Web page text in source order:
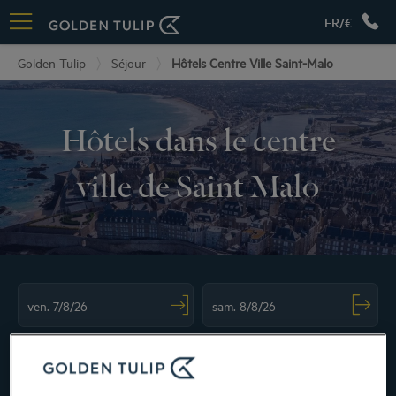
FR/€
Golden Tulip Séjour Hôtels Centre Ville Saint-Malo
Hôtels dans le centre
ville de Saint Malo
Navigate forward to interact with the calendar and select a date. Press the
Navigate backward to interact with the